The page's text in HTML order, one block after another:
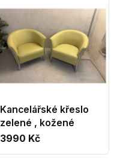
Kancelářské křeslo
zelené , kožené
3990 Kč